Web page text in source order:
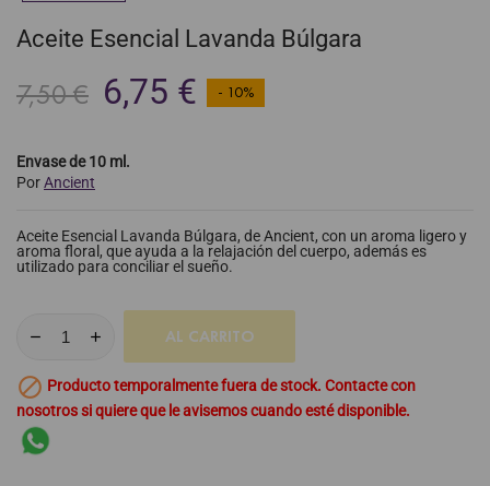
Aceite Esencial Lavanda Búlgara
7,50 € 6,75 € - 10%
Envase de 10 ml.
PorAncient
Aceite Esencial Lavanda Búlgara, de Ancient, con un aroma ligero y
aroma floral, que ayuda a la relajación del cuerpo, además es
utilizado para conciliar el sueño.
AL CARRITO
 Producto temporalmente fuera de stock. Contacte con
nosotros si quiere que le avisemos cuando esté disponible.